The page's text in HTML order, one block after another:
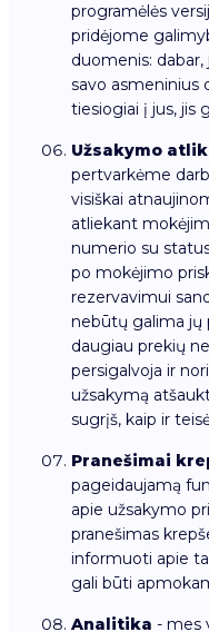
programėlės
pridėjome
duomenis:
savo asmeninius
tiesiogiai į jus, jis
Užsakymo
pertvarkėme
visiškai
atliekant
numerio su
po mokėjimo
rezervavimui
nebūtų galima jų
daugiau prekių
persigalvoja ir
užsakymą
sugrįš, kaip ir
Pranešimai
pageidaujamą
apie užsakymo
pranešimas
informuoti apie
gali būti
Analitika - mes